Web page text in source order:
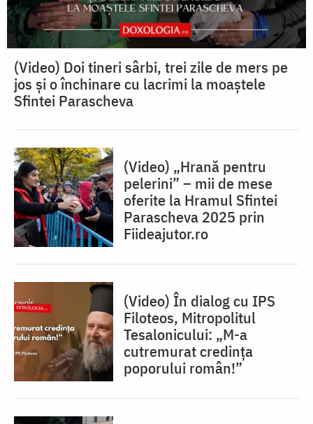
(Video) Doi tineri sârbi, trei zile de mers pe
jos și o închinare cu lacrimi la moaștele
Sfintei Parascheva
(Video) „Hrană pentru
pelerini” – mii de mese
oferite la Hramul Sfintei
Parascheva 2025 prin
Fiideajutor.ro
(Video) În dialog cu IPS
Filoteos, Mitropolitul
Tesalonicului: „M-a
cutremurat credința
poporului român!”